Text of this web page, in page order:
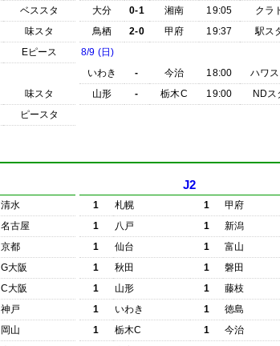
ベススタ
味スタ
Eピース
味スタ
ピースタ
大分
0-1 湘南 19:05
クラ
鳥栖
2-0 甲府 19:37
駅ス
8/9 (日)
いわき
- 今治 18:00
ハワス
山形
- 栃木C 19:00 NDス
清水
名古屋
京都
G大阪
C大阪
神戸
岡山
J2
1 札幌 1
甲府
1
八戸 1
新潟
1
仙台 1
富山
1
秋田 1
磐田
1
山形 1
藤枝
1
いわき 1
徳島
1
栃木C 1
今治